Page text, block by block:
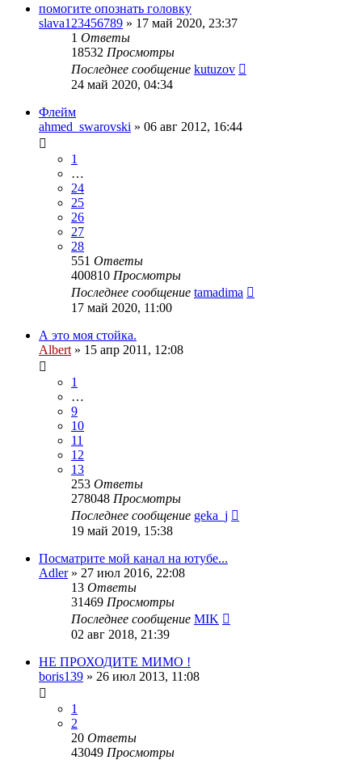
помогите опознать головку
slava123456789 » 17 май 2020, 23:37
1 Ответы
18532 Просмотры
Последнее сообщение kutuzov
24 май 2020, 04:34
Флейм
ahmed_swarovski » 06 авг 2012, 16:44
1
…
24
25
26
27
28
551 Ответы
400810 Просмотры
Последнее сообщение tamadima
17 май 2020, 11:00
А это моя стойка.
Albert » 15 апр 2011, 12:08
1
…
9
10
11
12
13
253 Ответы
278048 Просмотры
Последнее сообщение geka_j
19 май 2019, 15:38
Посматрите мой канал на ютубе...
Adler» 27 июл 2016, 22:08
13 Ответы
31469 Просмотры
Последнее сообщение MIK
02 авг 2018, 21:39
НЕ ПРОХОДИТЕ МИМО !
boris139 » 26 июл 2013, 11:08
1
2
20 Ответы
43049 Просмотры